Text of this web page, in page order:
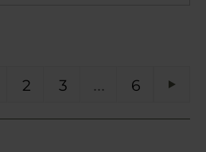
2
3
6